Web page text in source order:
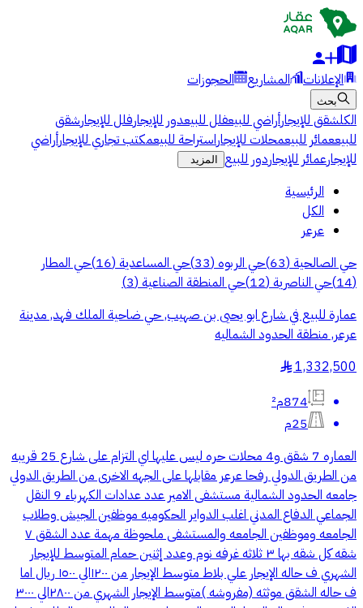
الإعلانات المشاريع الحجوزات
بحث
الكلشقق للإيجارأراضي للبيعفلل للبيعدور للإيجارفلل للإيجارشقق
للبيععمائر للبيعمحلات للإيجاراستراحة للبيعمكتب تجاري للإيجارأراضي
للإيجارعمائر للإيجاردور للبيع المزيد
الرئيسية
الكل
عرعر
حي الصالحية(
63
)حي الربوه(
33
)حي المساعدية(
16
)حي المطار
(
14
)حي الناصرية(
12
)حي المنطقة الصناعية(
3
)
عمارة للبيع في شارع ابو يحيى بن صهيب, حي ضاحية الملك فهد, مدينة
عرعر, منطقة الحدود الشماليه
1,332,500
§
874م²
25م
العماره 7 شقق و4 محلات حره ليس عليها اي التزام على شارع 25 قريبه
من الطريق الدولي رفحا عرعر مقابلها على الجهه الاخرى من الطريق الدولي
جامعه الحدود الشمالية مستشفى الامير عدد عدادات الكهرباء 9 النقل
الجماعي الدفاع المدني اغلب الدواير الحكوميه موظفين الجيش وطلاب
الجامعه وموظفين الجامعه والمستشفى ملحوظة مهمة عدد الشقق ٧
شقه كل شقه بها ٣ ثلاثه غرفه نوم وعدد إثنين حمام المتوسط للإيجار
الشهري ف حاله الإيجار علي بلاط متوسط الإيجار من ١٢٠٠الي ١٥٠٠ ريال اما
ف حاله الشقق موثثه (مفروشه )متوسط الإيجار الشهري من ٢٨٠٠الي ٣٠٠٠